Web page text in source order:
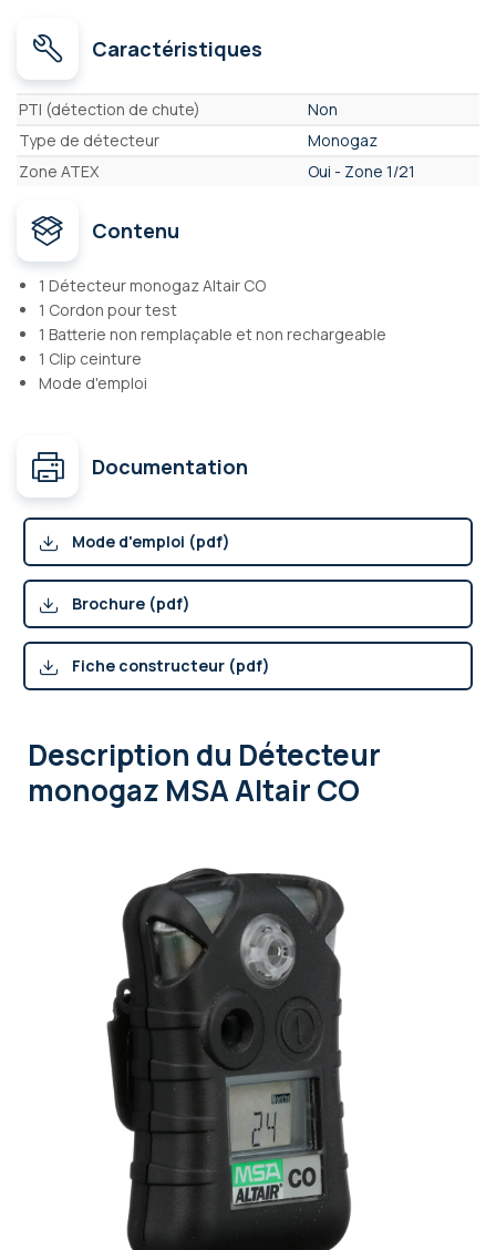
Caractéristiques
Caractéristiques
PTI (détection de chute)
Non
Type de détecteur
Monogaz
Zone ATEX
Oui - Zone 1/21
Contenu
1 Détecteur monogaz Altair CO
1 Cordon pour test
1 Batterie non remplaçable et non rechargeable
1 Clip ceinture
Mode d'emploi
Documentation
Mode d'emploi (pdf)
Brochure (pdf)
Fiche constructeur (pdf)
Description du Détecteur
monogaz MSA Altair CO